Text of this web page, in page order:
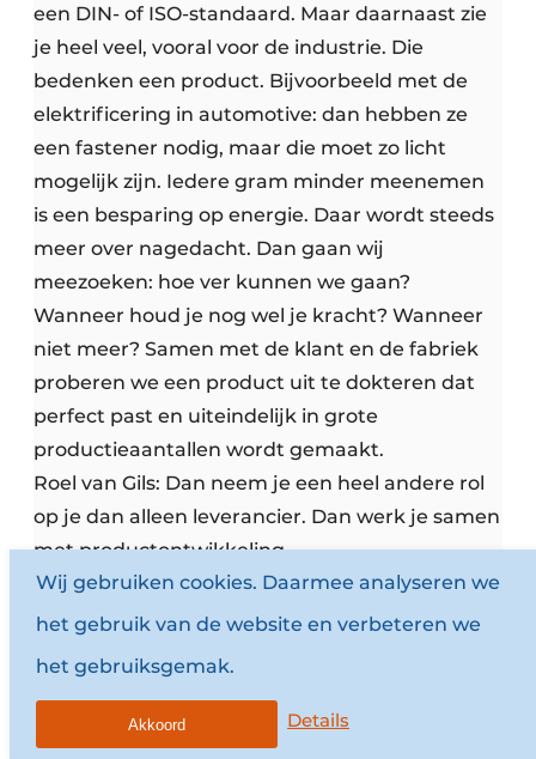
een DIN- of ISO-standaard. Maar daarnaast zie
je heel veel, vooral voor de industrie. Die
bedenken een product. Bijvoorbeeld met de
elektrificering in automotive: dan hebben ze
een fastener nodig, maar die moet zo licht
mogelijk zijn. Iedere gram minder meenemen
is een besparing op energie. Daar wordt steeds
meer over nagedacht. Dan gaan wij
meezoeken: hoe ver kunnen we gaan?
Wanneer houd je nog wel je kracht? Wanneer
niet meer? Samen met de klant en de fabriek
proberen we een product uit te dokteren dat
perfect past en uiteindelijk in grote
productieaantallen wordt gemaakt.
Roel van Gils: Dan neem je een heel andere rol
op je dan alleen leverancier. Dan werk je samen
met productontwikkeling.
Joost Kunst: Die vraag krijgen we steeds vaker.
Soms heeft de klant de productontwikkeling al
nog nergens. Dan is het aan ons om een
fabrikant te zoeken die het wel kan maken. Dat
netwerk hebben we natuurlijk in Europa en
Wij gebruiken cookies. Daarmee analyseren we
het gebruik van de website en verbeteren we
het gebruiksgemak.
Details
Akkoord